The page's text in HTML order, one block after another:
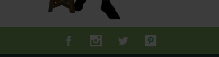
Tuincentrum.nl op Facebook
Tuincentrum.nl op Instagram
Tuincentrum.nl op Twitter
Tuincentrum.nl op